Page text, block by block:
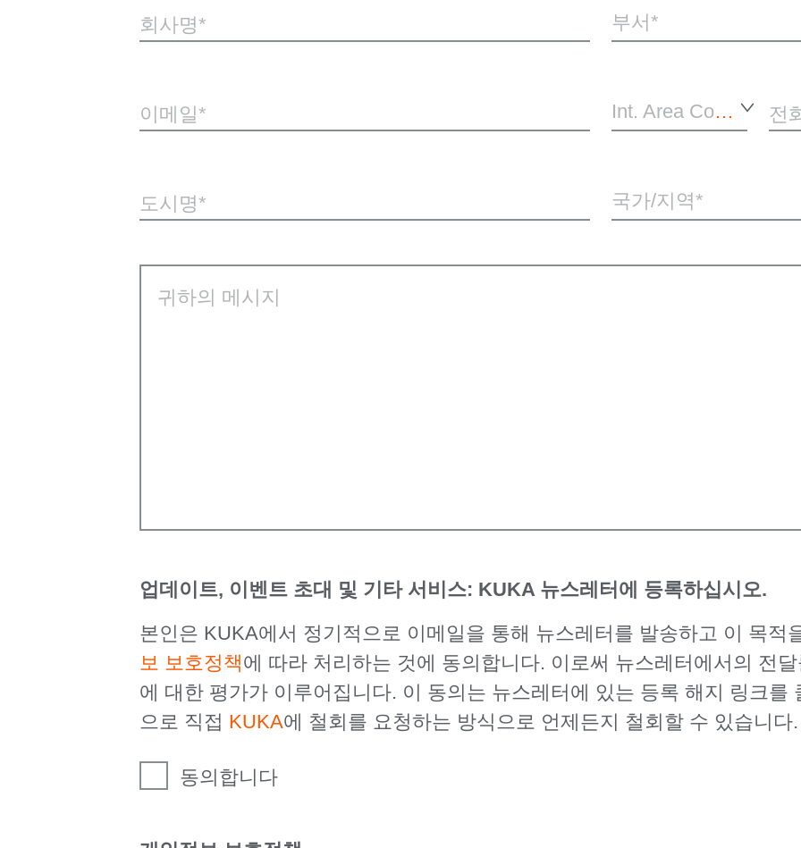
회사명 부서*
이메일 Int. Area Code* 전
도시명 국가/지역*
귀하의 메시지
업데이트, 이벤트 초대 및 기타 서비스: KUKA 뉴스레터에 등록하십시오.
본인은 KUKA에서 정기적으로 이메일을 통해 뉴스레터를 발송하고 이 목적
보 보호정책에 따라 처리하는 것에 동의합니다. 이로써 뉴스레터에서의 전
에 대한 평가가 이루어집니다. 이 동의는 뉴스레터에 있는 등록 해지 링크를
으로 직접 KUKA에 철회를 요청하는 방식으로 언제든지 철회할 수 있습니다.
동의합니다